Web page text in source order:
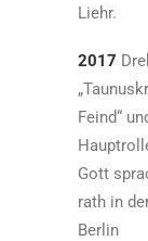
Liehr.
2017
Feind“
Gott
rath in
Berlin